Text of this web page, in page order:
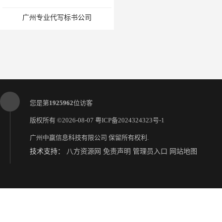
广州专业代写标书公司
您是第1925962位访客
版权所有 ©2026-08-07 粤ICP备2024324323号-1
广州中赢信息科技有限公司 保留所有权利.
技术支持： 八方资源网 免责声明 管理员入口 网站地图